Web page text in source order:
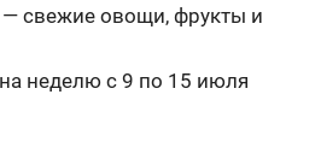
свежие овощи, фрукты и
неделю с 9 по 15 июля